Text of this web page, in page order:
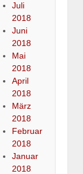
Juli
2018
Juni
2018
Mai
2018
April
2018
März
2018
Februar
2018
Januar
2018